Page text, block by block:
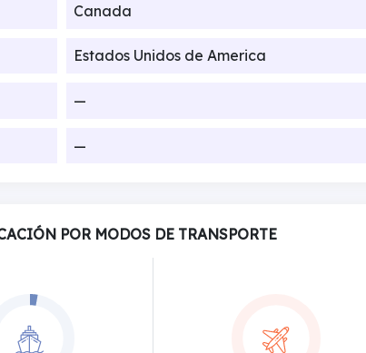
Canada
Estados Unidos de America
—
—
POR MODOS DE TRANSPORTE